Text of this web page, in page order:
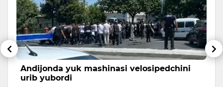
Andijonda yuk mashinasi velosipedchini
urib yubordi